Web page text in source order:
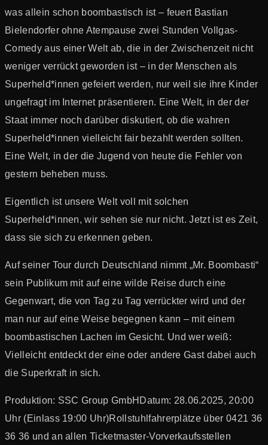
was allein schon boombastisch ist – feuert Bastian
Bielendorfer ohne Atempause zwei Stunden Vollgas-
Comedy aus einer Welt ab, die in der Zwischenzeit nicht
weniger verrückt geworden ist – in der Menschen als
Superheld*innen gefeiert werden, nur weil sie ihre Kinder
ungefragt im Internet präsentieren. Eine Welt, in der der
Staat immer noch darüber diskutiert, ob die wahren
Superheld*innen vielleicht fair bezahlt werden sollten.
Eine Welt, in der die Jugend von heute die Fehler von
gestern beheben muss.
Eigentlich ist unsere Welt voll mit solchen
Superheld*innen, wir sehen sie nur nicht. Jetzt ist es Zeit,
dass sie sich zu erkennen geben.
Auf seiner Tour durch Deutschland nimmt „Mr. Boombasti“
sein Publikum mit auf eine wilde Reise durch eine
Gegenwart, die von Tag zu Tag verrückter wird und der
man nur auf eine Weise begegnen kann – mit einem
boombastischen Lachen im Gesicht. Und wer weiß:
Vielleicht entdeckt der eine oder andere Gast dabei auch
die Superkraft in sich.
Produktion: SSC Group GmbH Datum: 28.06.2025, 20:00
Uhr (Einlass 19:00 Uhr)Rollstuhlfahrerplätze über 0421 36
36 36 und an allen Ticketmaster-Vorverkaufsstellen